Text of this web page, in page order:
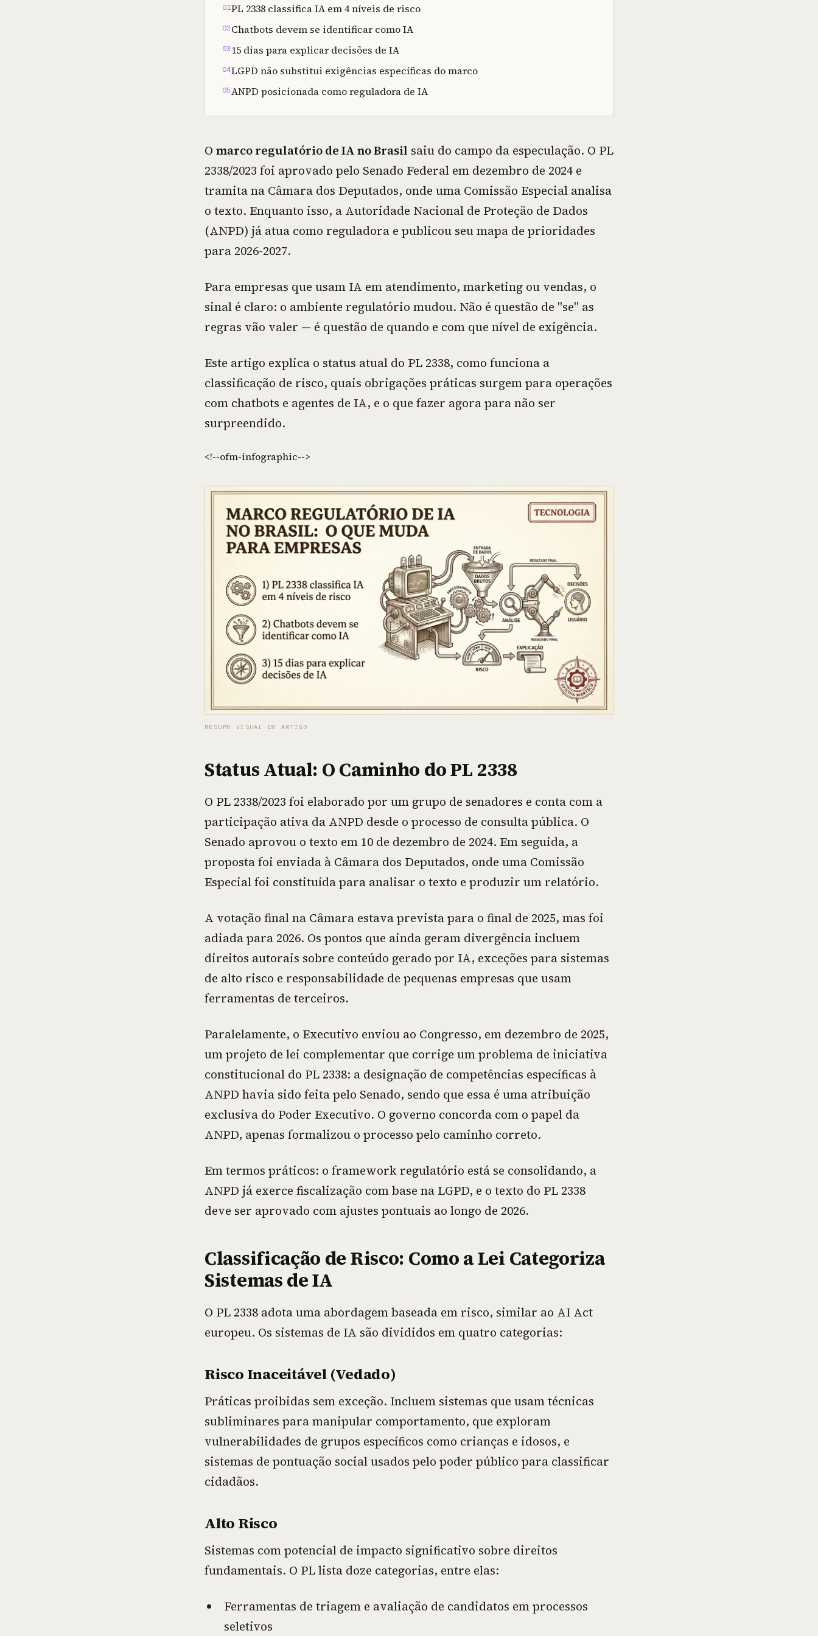
01PL 2338 classifica IA em 4 níveis de risco
02Chatbots devem se identificar como IA
03 15 dias para explicar decisões de IA
04LGPD não substitui exigências específicas do marco
05ANPD posicionada como reguladora de IA
O marco regulatório de IA no Brasil saiu do campo da especulação. O PL
2338/2023 foi aprovado pelo Senado Federal em dezembro de 2024 e
tramita na Câmara dos Deputados, onde uma Comissão Especial analisa
o texto. Enquanto isso, a Autoridade Nacional de Proteção de Dados
(ANPD) já atua como reguladora e publicou seu mapa de prioridades
para 2026-2027.
Para empresas que usam IA em atendimento, marketing ou vendas, o
sinal é claro: o ambiente regulatório mudou. Não é questão de "se" as
regras vão valer — é questão de quando e com que nível de exigência.
Este artigo explica o status atual do PL 2338, como funciona a
classificação de risco, quais obrigações práticas surgem para operações
com chatbots e agentes de IA, e o que fazer agora para não ser
surpreendido.
<!--ofm-infographic-->
RESUMO VISUAL DO ARTIGO
Status Atual: O Caminho do PL 2338
O PL 2338/2023 foi elaborado por um grupo de senadores e conta com a
participação ativa da ANPD desde o processo de consulta pública. O
Senado aprovou o texto em 10 de dezembro de 2024. Em seguida, a
proposta foi enviada à Câmara dos Deputados, onde uma Comissão
Especial foi constituída para analisar o texto e produzir um relatório.
A votação final na Câmara estava prevista para o final de 2025, mas foi
adiada para 2026. Os pontos que ainda geram divergência incluem
direitos autorais sobre conteúdo gerado por IA, exceções para sistemas
de alto risco e responsabilidade de pequenas empresas que usam
ferramentas de terceiros.
Paralelamente, o Executivo enviou ao Congresso, em dezembro de 2025,
um projeto de lei complementar que corrige um problema de iniciativa
constitucional do PL 2338: a designação de competências específicas à
ANPD havia sido feita pelo Senado, sendo que essa é uma atribuição
exclusiva do Poder Executivo. O governo concorda com o papel da
ANPD, apenas formalizou o processo pelo caminho correto.
Em termos práticos: o framework regulatório está se consolidando, a
ANPD já exerce fiscalização com base na LGPD, e o texto do PL 2338
deve ser aprovado com ajustes pontuais ao longo de 2026.
Classificação de Risco: Como a Lei Categoriza
Sistemas de IA
O PL 2338 adota uma abordagem baseada em risco, similar ao AI Act
europeu. Os sistemas de IA são divididos em quatro categorias:
Risco Inaceitável (Vedado)
Práticas proibidas sem exceção. Incluem sistemas que usam técnicas
subliminares para manipular comportamento, que exploram
vulnerabilidades de grupos específicos como crianças e idosos, e
sistemas de pontuação social usados pelo poder público para classificar
cidadãos.
Alto Risco
Sistemas com potencial de impacto significativo sobre direitos
fundamentais. O PL lista doze categorias, entre elas:
Ferramentas de triagem e avaliação de candidatos em processos
seletivos